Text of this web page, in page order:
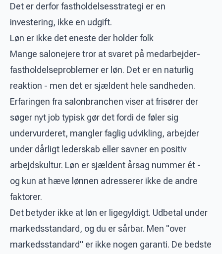
Det er derfor fastholdelsesstrategi er en
investering, ikke en udgift.
Løn er ikke det eneste der holder folk
Mange salonejere tror at svaret på medarbejder-
fastholdelseproblemer er løn. Det er en naturlig
reaktion - men det er sjældent hele sandheden.
Erfaringen fra salonbranchen viser at frisører der
søger nyt job typisk gør det fordi de føler sig
undervurderet, mangler faglig udvikling, arbejder
under dårligt lederskab eller savner en positiv
arbejdskultur. Løn er sjældent årsag nummer ét -
og kun at hæve lønnen adresserer ikke de andre
faktorer.
Det betyder ikke at løn er ligegyldigt. Udbetal under
markedsstandard, og du er sårbar. Men "over
markedsstandard" er ikke nogen garanti. De bedste